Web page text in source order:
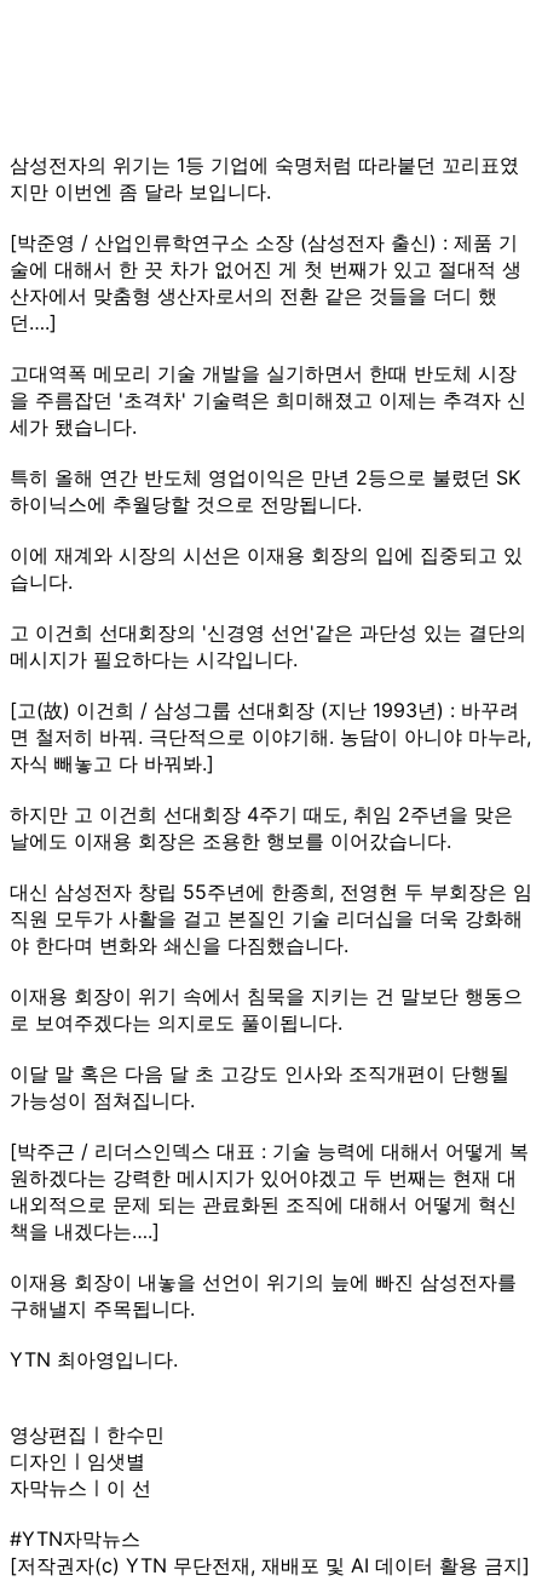
삼성전자의 위기는 1등 기업에 숙명처럼 따라붙던 꼬리표였
지만 이번엔 좀 달라 보입니다.
[박준영 / 산업인류학연구소 소장 (삼성전자 출신) : 제품 기
술에 대해서 한 끗 차가 없어진 게 첫 번째가 있고 절대적 생
산자에서 맞춤형 생산자로서의 전환 같은 것들을 더디 했
던….]
고대역폭 메모리 기술 개발을 실기하면서 한때 반도체 시장
을 주름잡던 '초격차' 기술력은 희미해졌고 이제는 추격자 신
세가 됐습니다.
특히 올해 연간 반도체 영업이익은 만년 2등으로 불렸던 SK
하이닉스에 추월당할 것으로 전망됩니다.
이에 재계와 시장의 시선은 이재용 회장의 입에 집중되고 있
습니다.
고 이건희 선대회장의 '신경영 선언'같은 과단성 있는 결단의
메시지가 필요하다는 시각입니다.
[고(故) 이건희 / 삼성그룹 선대회장 (지난 1993년) : 바꾸려
면 철저히 바꿔. 극단적으로 이야기해. 농담이 아니야 마누라,
자식 빼놓고 다 바꿔봐.]
하지만 고 이건희 선대회장 4주기 때도, 취임 2주년을 맞은
날에도 이재용 회장은 조용한 행보를 이어갔습니다.
대신 삼성전자 창립 55주년에 한종희, 전영현 두 부회장은 임
직원 모두가 사활을 걸고 본질인 기술 리더십을 더욱 강화해
야 한다며 변화와 쇄신을 다짐했습니다.
이재용 회장이 위기 속에서 침묵을 지키는 건 말보단 행동으
로 보여주겠다는 의지로도 풀이됩니다.
이달 말 혹은 다음 달 초 고강도 인사와 조직개편이 단행될
가능성이 점쳐집니다.
[박주근 / 리더스인덱스 대표 : 기술 능력에 대해서 어떻게 복
원하겠다는 강력한 메시지가 있어야겠고 두 번째는 현재 대
내외적으로 문제 되는 관료화된 조직에 대해서 어떻게 혁신
책을 내겠다는….]
이재용 회장이 내놓을 선언이 위기의 늪에 빠진 삼성전자를
구해낼지 주목됩니다.
YTN 최아영입니다.
영상편집ㅣ한수민
디자인ㅣ임샛별
자막뉴스ㅣ이 선
#YTN자막뉴스
[저작권자(c) YTN 무단전재, 재배포 및 AI 데이터 활용 금지]